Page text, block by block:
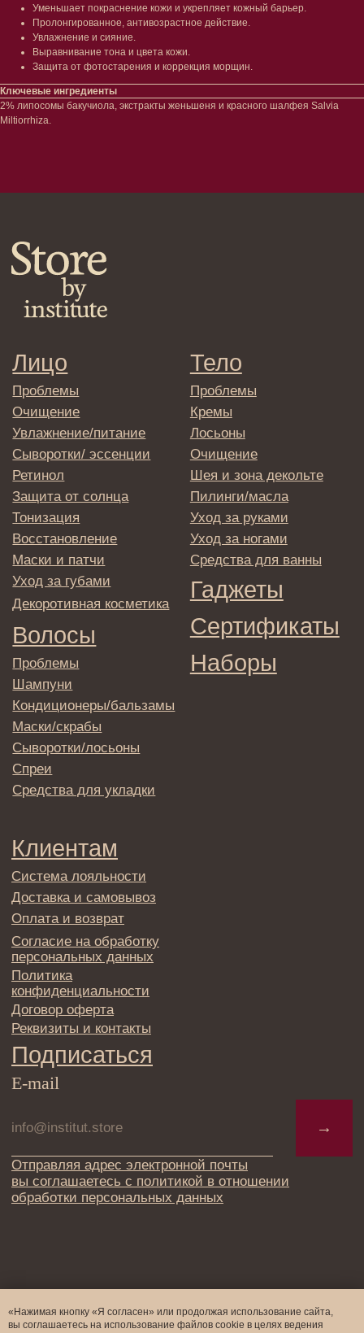
Уменьшает покраснение кожи и укрепляет кожный барьер.
Пролонгированное, антивозрастное действие.
Увлажнение и сияние.
Выравнивание тона и цвета кожи.
Защита от фотостарения и коррекция морщин.
Ключевые ингредиенты
2% липосомы бакучиола, экстракты женьшеня и красного шалфея Salvia
Miltiorrhiza.
Пилинги/масла
Уход за руками
Средства для ванны
Гаджеты
Сертификаты
Клиентам
Система лояльности
Доставка и самовывоз
Оплата и возврат
конфиденциальности
Договор оферта
Реквизиты и контакты
Подписаться
E-mail
→
Отправляя адрес электронной почты
вы соглашаетесь с политикой в отношении
Защита от солнца
Тонизация
Восстановление
Маски и патчи
Уход за губами
Декоротивная косметика
Волосы
Проблемы
© 2025 Institute Store
«Нажимая кнопку «Я согласен» или продолжая использование сайта,
вы соглашаетесь на использование файлов cookie в целях ведения